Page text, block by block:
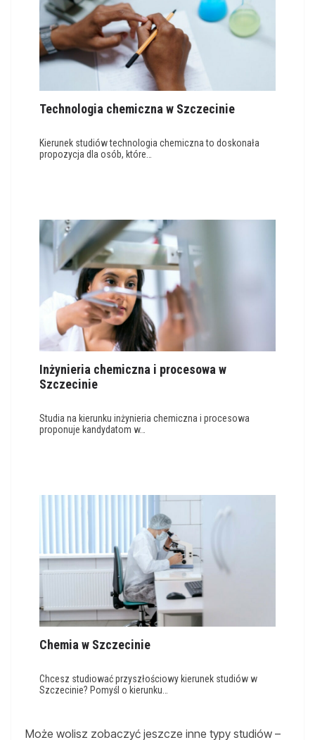
Technologia chemiczna w Szczecinie
Kierunek studiów technologia chemiczna to doskonała
propozycja dla osób, które…
Inżynieria chemiczna i procesowa w
Szczecinie
Studia na kierunku inżynieria chemiczna i procesowa
proponuje kandydatom w…
Chemia w Szczecinie
Chcesz studiować przyszłościowy kierunek studiów w
Szczecinie? Pomyśl o kierunku…
Może wolisz zobaczyć jeszcze inne typy studiów –